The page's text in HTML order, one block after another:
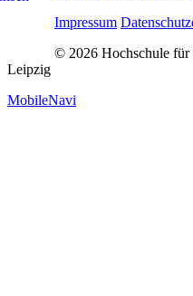
Impressum
© 2026 Hochschule
Leipzig
MobileNavi